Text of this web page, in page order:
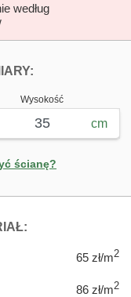
według
Wysokość
cm
ścianę?
65 zł/m2
86 zł/m2